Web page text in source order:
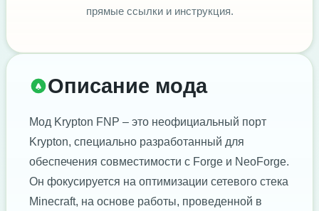
прямые ссылки и инструкция.
Описание мода
Мод Krypton FNP – это неофициальный порт
Krypton, специально разработанный для
обеспечения совместимости с Forge и NeoForge.
Он фокусируется на оптимизации сетевого стека
Minecraft, на основе работы, проведенной в